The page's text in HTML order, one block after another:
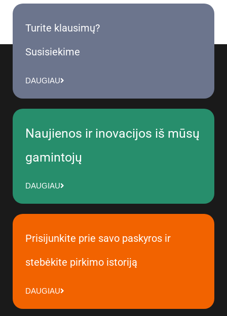
Turite klausimų?
Susisiekime
DAUGIAU
Naujienos ir inovacijos iš mūsų
gamintojų
DAUGIAU
Prisijunkite prie savo paskyros ir
stebėkite pirkimo istoriją
DAUGIAU